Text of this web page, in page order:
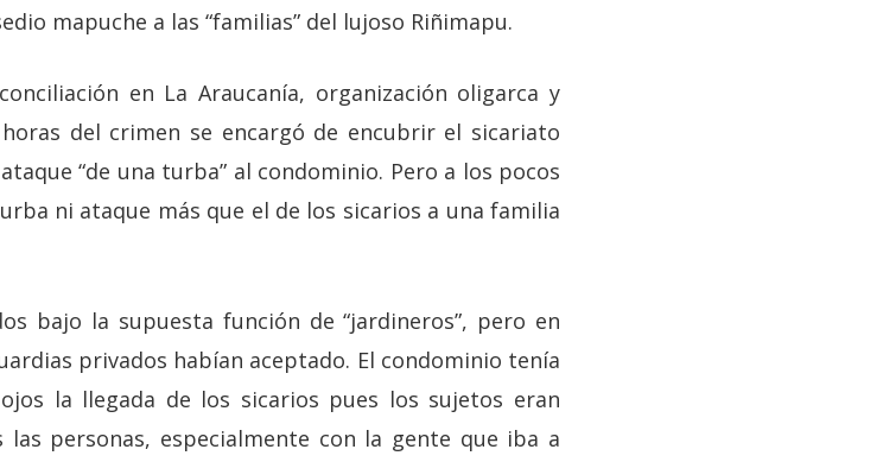
mapuche a las “familias” del lujoso Riñimapu.
en La Araucanía, organización oligarca y
del crimen se encargó de encubrir el sicariato
“de una turba” al condominio. Pero a los pocos
ni ataque más que el de los sicarios a una familia
bajo la supuesta función de “jardineros”, pero en
privados habían aceptado. El condominio tenía
la llegada de los sicarios pues los sujetos eran
personas, especialmente con la gente que iba a